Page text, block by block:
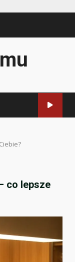
co lepsze